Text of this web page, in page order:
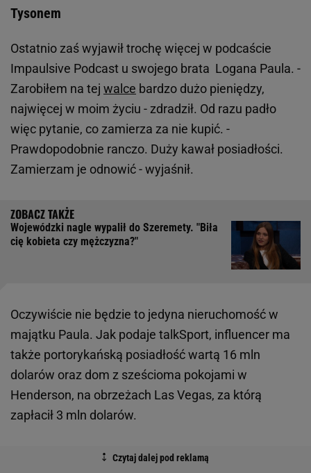
Tysonem
Ostatnio zaś wyjawił trochę więcej w podcaście
Impaulsive Podcast u swojego brata Logana Paula. -
Zarobiłem na tej walce bardzo dużo pieniędzy,
najwięcej w moim życiu - zdradził. Od razu padło
więc pytanie, co zamierza za nie kupić. -
Prawdopodobnie ranczo. Duży kawał posiadłości.
Zamierzam je odnowić - wyjaśnił.
Wojewódzki nagle wypalił do Szeremety. "Biła
cię kobieta czy mężczyzna?"
Oczywiście nie będzie to jedyna nieruchomość w
majątku Paula. Jak podaje talkSport, influencer ma
także portorykańską posiadłość wartą 16 mln
dolarów oraz dom z sześcioma pokojami w
Henderson, na obrzeżach Las Vegas, za którą
zapłacił 3 mln dolarów.